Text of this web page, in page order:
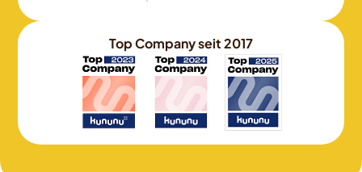
Top Company seit 2017